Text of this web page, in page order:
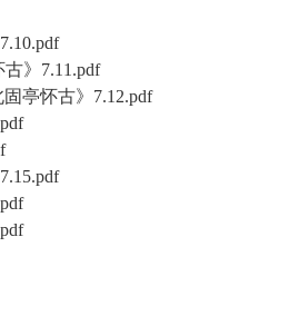
》7.11.pdf
亭怀古》7.12.pdf